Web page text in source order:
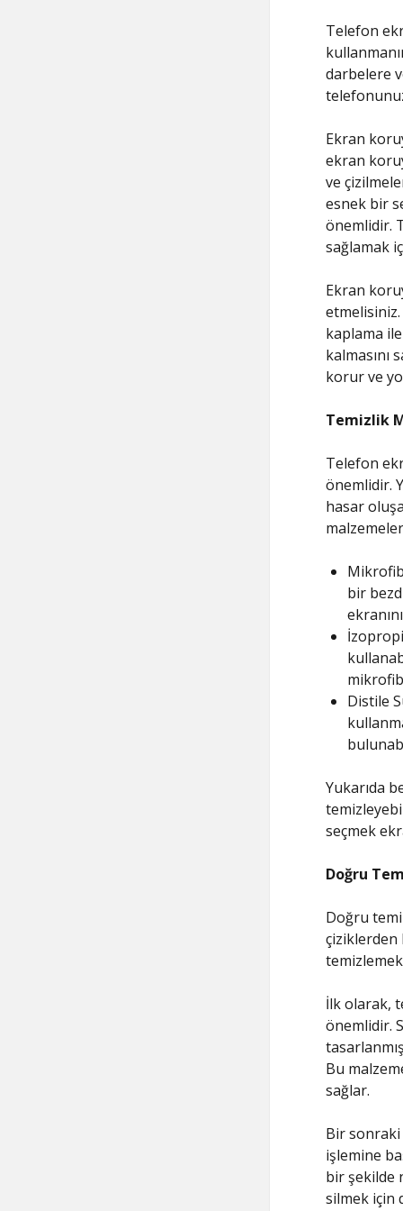
Telefon
darbelere
Ekran
ekran
ve
esnek bir
önemlidir.
sağlamak
Ekran
kaplama
kalmasını
korur ve
Temizlik
Telefon
önemlidir.
hasar
bir
Distile
Yukarıda
seçmek
Doğru
Doğru
çiziklerden
İlk olarak,
önemlidir.
Bu
sağlar.
Bir sonraki
işlemine
bir şekilde
silmek için